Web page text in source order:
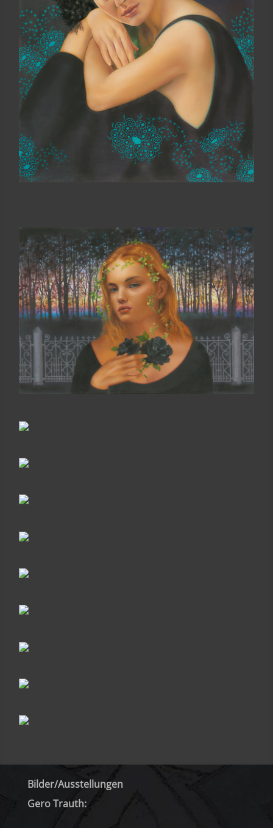
Bilder/Ausstellungen
Gero Trauth: